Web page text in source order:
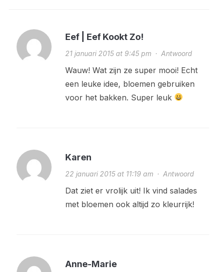
Eef | Eef Kookt Zo!
21 januari 2015 at 9:45 pm· Antwoord
Wauw! Wat zijn ze super mooi! Echt
een leuke idee, bloemen gebruiken
voor het bakken. Super leuk
Karen
22 januari 2015 at 11:19 am· Antwoord
Dat ziet er vrolijk uit! Ik vind salades
met bloemen ook altijd zo kleurrijk!
Anne-Marie